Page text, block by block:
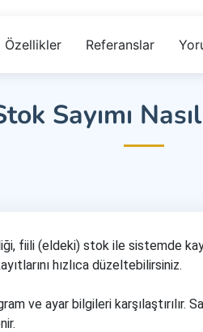
Özellikler Referanslar
Sayımı
fiili (eldeki) stok ile sistemde
hızlıca düzeltebilirsiniz.
ve ayar bilgileri